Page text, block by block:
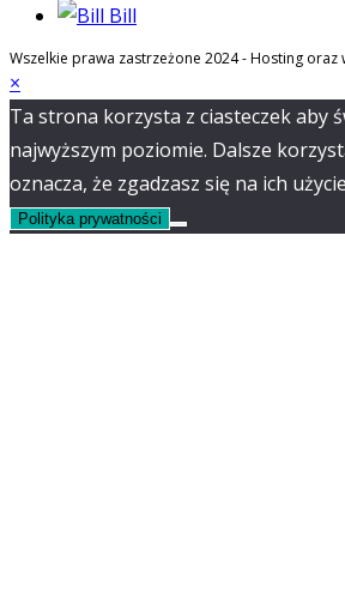
Bill
Wszelkie prawa zastrzeżone 2024 - Hosting oraz
×
Ta strona korzysta z ciasteczek aby
najwyższym poziomie. Dalsze
oznacza, że zgadzasz się na ich
Polityka prywatności